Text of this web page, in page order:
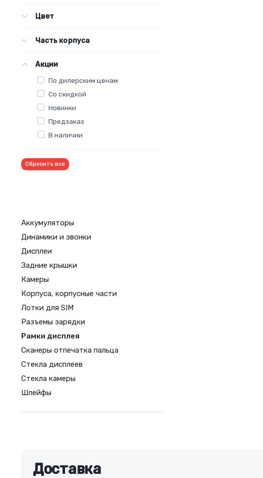
Цвет
Часть корпуса
Акции
По дилерским ценам
Со скидкой
Новинки
Предзаказ
В наличии
Сбросить все
Аккумуляторы
Динамики и звонки
Дисплеи
Задние крышки
Камеры
Корпуса, корпусные части
Лотки для SIM
Разъемы зарядки
Рамки дисплея
Сканеры отпечатка пальца
Стекла дисплеев
Стекла камеры
Шлейфы
Доставка